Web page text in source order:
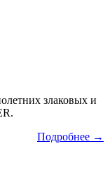
злаковых и
Подробнее →